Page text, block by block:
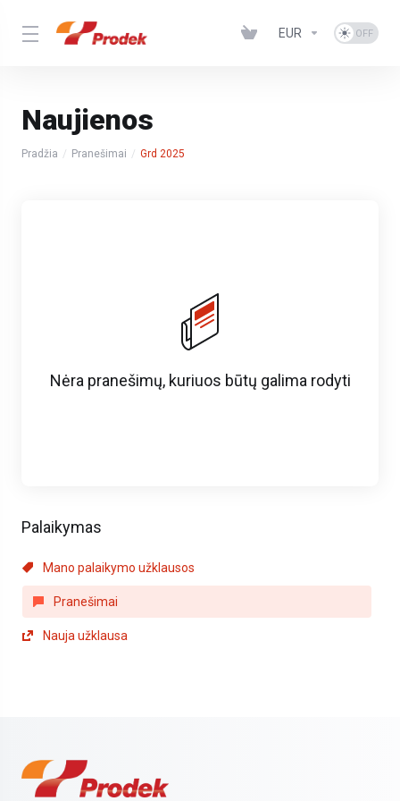
EUR
Naujienos
Pradžia Pranešimai Grd 2025
Palaikymas
Mano palaikymo užklausos
Pranešimai
Nauja užklausa
Nėra pranešimų, kuriuos būtų galima rodyti